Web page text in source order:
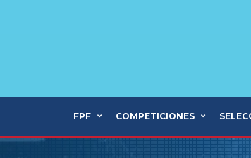
FPF COMPETICIONES